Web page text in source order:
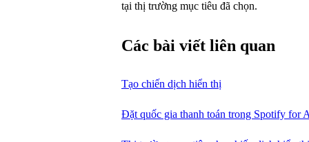
tại thị trường mục tiêu đã chọn.
Các bài viết liên quan
Tạo chiến dịch hiển thị
Đặt quốc gia thanh toán trong Spotify for